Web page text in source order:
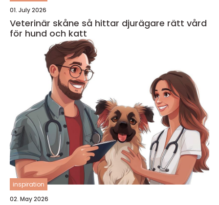
01. July 2026
Veterinär skåne så hittar djurägare rätt vård
för hund och katt
inspiration
02. May 2026